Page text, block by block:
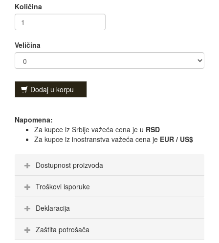
Količina
Veličina
Dodaj u korpu
Napomena:
Za kupce iz Srbije važeća cena je u RSD
Za kupce iz inostranstva važeća cena je EUR / US$
Dostupnost proizvoda
Troškovi isporuke
Deklaracija
Zaštita potrošača